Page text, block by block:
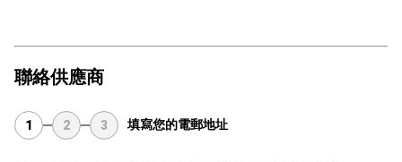
聯絡供應商
1 2 3 填寫您的電郵地址